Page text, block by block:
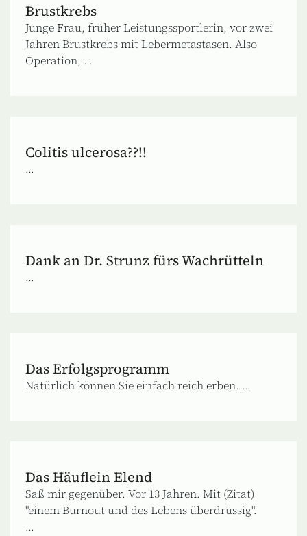
Brustkrebs
Junge Frau, früher Leistungssportlerin, vor zwei
Jahren Brustkrebs mit Lebermetastasen. Also
Operation, ...
Colitis ulcerosa??!!
...
Dank an Dr. Strunz fürs Wachrütteln
...
Das Erfolgsprogramm
Natürlich können Sie einfach reich erben. ...
Das Häuflein Elend
Saß mir gegenüber. Vor 13 Jahren. Mit (Zitat)
"einem Burnout und des Lebens überdrüssig".
...